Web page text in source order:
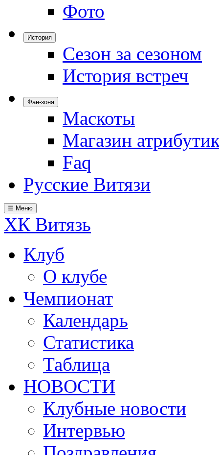
Фото
История
Сезон за сезоном
История встреч
Фан-зона
Маскоты
Магазин
Faq
Русские Витязи
☰ Меню
ХК Витязь
Клуб
О клубе
Чемпионат
Календарь
Статистика
Таблица
НОВОСТИ
Клубные новости
Интервью